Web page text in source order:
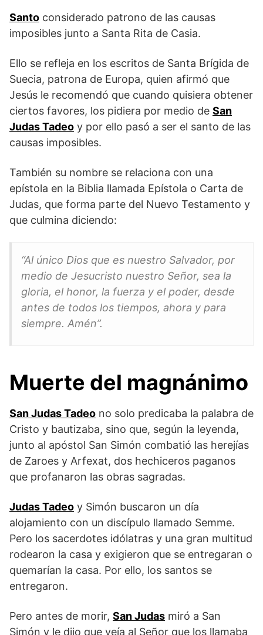
Santo considerado patrono de las causas
imposibles junto a Santa Rita de Casia.
Ello se refleja en los escritos de Santa Brígida de
Suecia, patrona de Europa, quien afirmó que
Jesús le recomendó que cuando quisiera obtener
ciertos favores, los pidiera por medio de San
Judas Tadeo y por ello pasó a ser el santo de las
causas imposibles.
También su nombre se relaciona con una
epístola en la Biblia llamada Epístola o Carta de
Judas, que forma parte del Nuevo Testamento y
que culmina diciendo:
“Al único Dios que es nuestro Salvador, por
medio de Jesucristo nuestro Señor, sea la
gloria, el honor, la fuerza y el poder, desde
antes de todos los tiempos, ahora y para
siempre. Amén”.
Muerte del magnánimo
San Judas Tadeo no solo predicaba la palabra de
Cristo y bautizaba, sino que, según la leyenda,
junto al apóstol San Simón combatió las herejías
de Zaroes y Arfexat, dos hechiceros paganos
que profanaron las obras sagradas.
Judas Tadeo y Simón buscaron un día
alojamiento con un discípulo llamado Semme.
Pero los sacerdotes idólatras y una gran multitud
rodearon la casa y exigieron que se entregaran o
quemarían la casa. Por ello, los santos se
entregaron.
Pero antes de morir, San Judas miró a San
Simón y le dijo que veía al Señor que los llamaba